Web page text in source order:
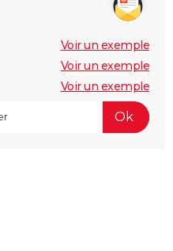
Voir un exemple
Voir un exemple
Voir un exemple